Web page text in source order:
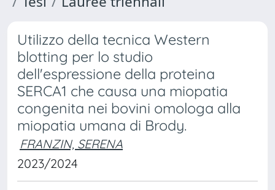
Utilizzo della tecnica Western
blotting per lo studio
dell'espressione della proteina
SERCA1 che causa una miopatia
congenita nei bovini omologa alla
miopatia umana di Brody.
FRANZIN, SERENA
2023/2024